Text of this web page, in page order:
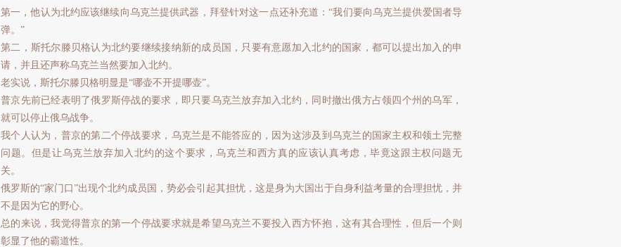
第一，他认为北约应该继续向乌克兰提供武器，拜登针对这一点还补充道：“我们要向乌克兰提供爱国者导
弹。”
第二，斯托尔滕贝格认为北约要继续接纳新的成员国，只要有意愿加入北约的国家，都可以提出加入的申
请，并且还声称乌克兰当然要加入北约。
老实说，斯托尔滕贝格明显是“哪壶不开提哪壶”。
普京先前已经表明了俄罗斯停战的要求，即只要乌克兰放弃加入北约，同时撤出俄方占领四个州的乌军，
就可以停止俄乌战争。
我个人认为，普京的第二个停战要求，乌克兰是不能答应的，因为这涉及到乌克兰的国家主权和领土完整
问题。但是让乌克兰放弃加入北约的这个要求，乌克兰和西方真的应该认真考虑，毕竟这跟主权问题无
关。
俄罗斯的“家门口”出现个北约成员国，势必会引起其担忧，这是身为大国出于自身利益考量的合理担忧，并
不是因为它的野心。
总的来说，我觉得普京的第一个停战要求就是希望乌克兰不要投入西方怀抱，这有其合理性，但后一个则
彰显了他的霸道性。